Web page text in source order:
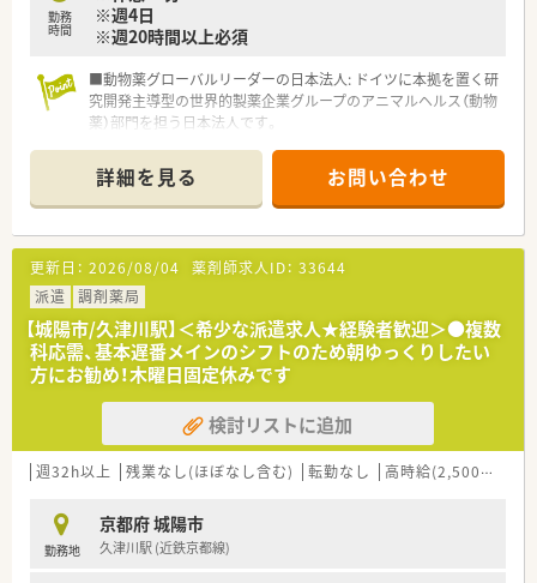
終わりの予定も立てやすく充実した毎日を送ることができま
す。
と向き合えるため、薬剤師としての本来の仕事に専念できます。
勤務
時間
※週4日
※週20時間以上必須
■動物薬グローバルリーダーの日本法人: ドイツに本拠を置く研
究開発主導型の世界的製薬企業グループのアニマルヘルス（動物
薬）部門を担う日本法人です。
どまらず、伴侶動物（犬・猫など）や産業動物（牛・豚・鶏など）の疾
患の予測や予防（ワクチンや寄生虫駆除薬など）に重点を置いた
革新的な製品を展開しています。
■一人当たりの生産性が高い少数精鋭組織: 売上高が200億円規
模でありながら、従業員数は約120名とコンパクトにまとまって
おり、非常に効率的で専門性の高いプロフェッショナル集団で
す。
■「One Health（ワンヘルス）」の体現: グループ企業である日本
ベーリンガーインゲルハイム株式会社（医療用医薬品）や、ベーリ
ンガーインゲルハイム製薬株式会社（製造）と連携し、動物と人間
の健康は繋がっているという考え方のもと事業を展開していま
す。
■強固で安定した事業基盤: 1997年の設立以来、外資系ならでは
のグローバルな研究開発力を強みに、日本の動物用医薬品市場に
おいて確固たるポジションとシェアを築いています。
詳細を見る お問い合わせ
更新日： 2026/08/04 薬剤師求人ID： 33644
派遣
調剤薬局
【城陽市/久津川駅】＜希少な派遣求人★経験者歓迎＞●複数
科応需、基本遅番メインのシフトのため朝ゆっくりしたい
方にお勧め！木曜日固定休みです
検討リストに追加
週32h以上 残業なし(ほぼなし含む) 転勤なし 高時給(2,500円以上)
勤務地
京都府 城陽市
久津川駅 (近鉄京都線)